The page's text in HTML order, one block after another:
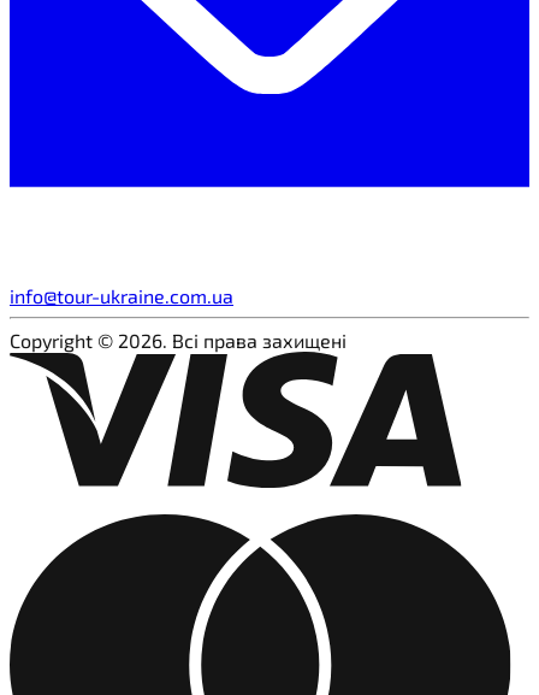
info@tour-ukraine.com.ua
Copyright © 2026. Всі права захищені